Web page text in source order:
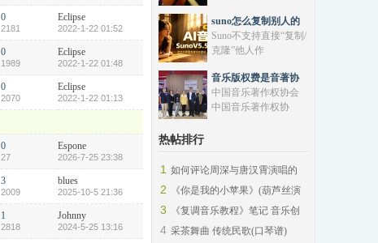
0
2181
Eclipse
2022-1-22 01:52
0
1989
Eclipse
2022-1-22 01:48
0
2070
Eclipse
2022-1-22 01:13
0
27
Espone
2026-7-25 23:38
3
2009
blues
2025-10-5 21:36
1
2818
Johnny
2024-5-25 13:16
suno怎么复制别人的
Suno‌不支持直接“复制/
克隆”他人作
音乐版权费是音著协
中国音乐著作权协会
中国音乐著作权协
热帖排行
1 如何评论周深与唐汉霄演唱的
《末日飞船》？
2
《你是我的小苹果》(葫芦丝演
奏)
3
《复调音乐教程》笔记 音乐创
作基础课程
4 采茶舞曲 传统民歌(口琴谱)